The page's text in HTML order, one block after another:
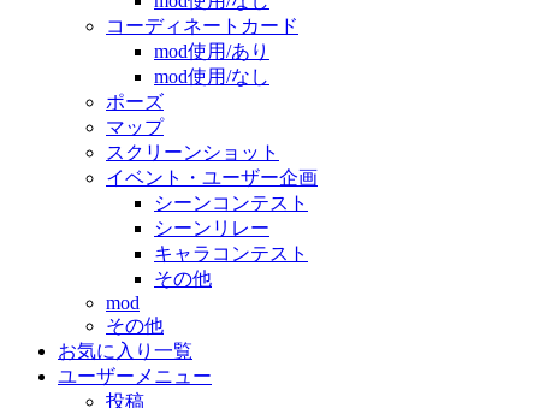
コーディネートカード
mod使用/あり
mod使用/なし
ポーズ
マップ
スクリーンショット
イベント・ユーザー企画
シーンコンテスト
シーンリレー
キャラコンテスト
その他
mod
その他
お気に入り一覧
ユーザーメニュー
投稿